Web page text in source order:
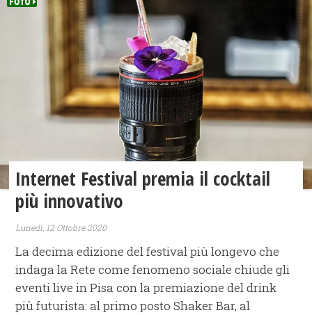
Internet Festival premia il cocktail
più innovativo
Lunedì, 12 Ottobre 2020
La decima edizione del festival più longevo che
indaga la Rete come fenomeno sociale chiude gli
eventi live in Pisa con la premiazione del drink
più futurista: al primo posto Shaker Bar, al